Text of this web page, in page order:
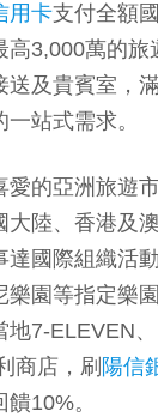
用卡支付全額
高3,000萬的旅
送及貴賓室，
站式需求。
的亞洲旅遊市
大陸、香港及
達國際組織活
樂園等指定樂
地7-ELEVEN
商店，刷 陽信
10%。